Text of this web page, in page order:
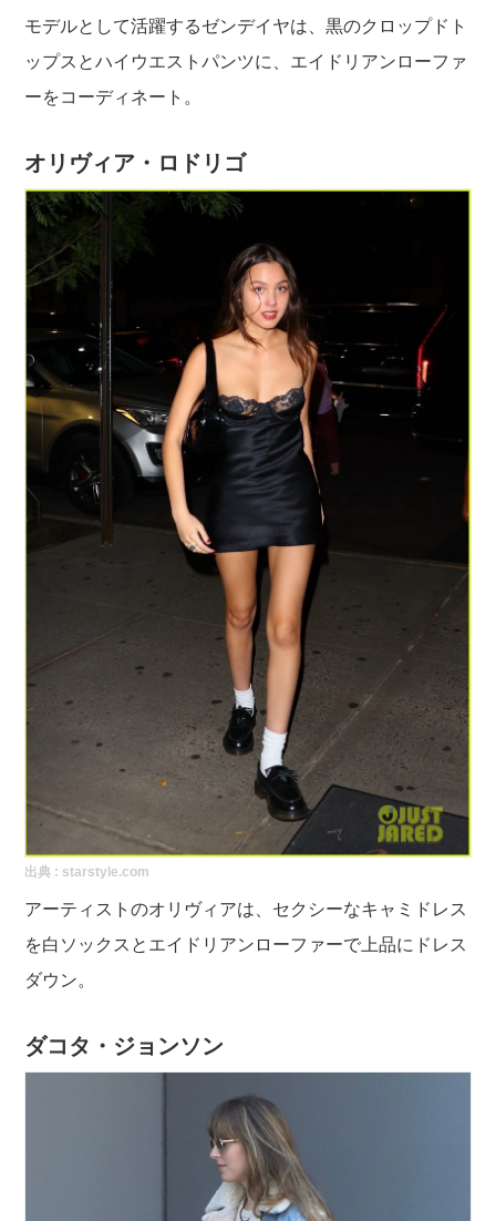
モデルとして活躍するゼンデイヤは、黒のクロップドト
ップスとハイウエストパンツに、エイドリアンローファ
ーをコーディネート。
オリヴィア・ロドリゴ
出典 : starstyle.com
アーティストのオリヴィアは、セクシーなキャミドレス
を白ソックスとエイドリアンローファーで上品にドレス
ダウン。
ダコタ・ジョンソン